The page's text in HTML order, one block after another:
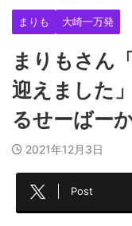
まりも 大崎一万発
まりもさん
迎えました
るせーばーか
2021年12月3日
Post